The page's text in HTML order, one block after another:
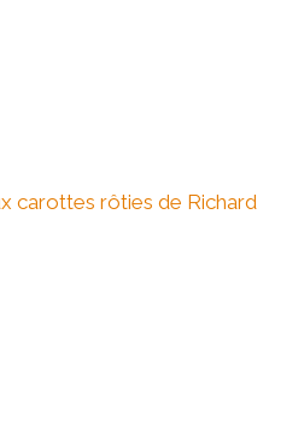
carottes rôties de Richard